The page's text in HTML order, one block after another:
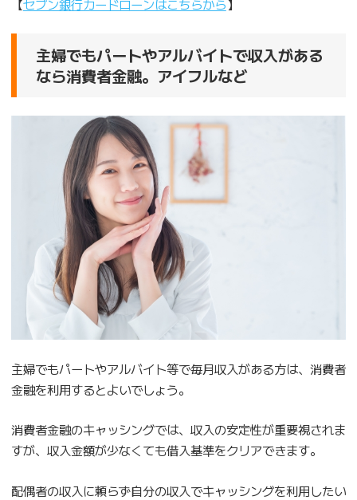
【セブン銀行カードローンはこちらから】
主婦でもパートやアルバイトで収入がある
なら消費者金融。アイフルなど
主婦でもパートやアルバイト等で毎月収入がある方は、消費者
金融を利用するとよいでしょう。
消費者金融のキャッシングでは、収入の安定性が重要視されま
すが、収入金額が少なくても借入基準をクリアできます。
配偶者の収入に頼らず自分の収入でキャッシングを利用したい